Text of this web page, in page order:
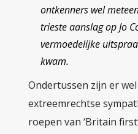
ontkenners wel
trieste aanslag op Jo
vermoedelijke
kwam.
Ondertussen zijn er
extreemrechtse
roepen van ‘Britain